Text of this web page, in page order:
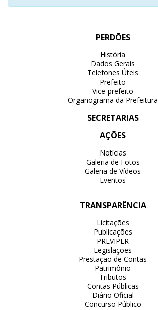
PERDÕES
História
Dados Gerais
Telefones Úteis
Prefeito
Vice-prefeito
Organograma da Prefeitura
SECRETARIAS
AÇÕES
Notícias
Galeria de Fotos
Galeria de Vídeos
Eventos
TRANSPARÊNCIA
Licitações
Publicações
PREVIPER
Legislações
Prestação de Contas
Patrimônio
Tributos
Contas Públicas
Diário Oficial
Concurso Público